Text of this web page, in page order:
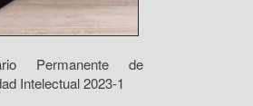
Permanente de
Intelectual 2023-1